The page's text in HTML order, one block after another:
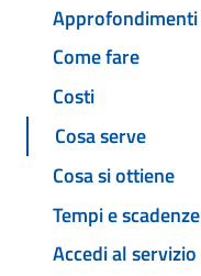
Approfondimenti
Come fare
Costi
Cosa serve
Cosa si ottiene
Tempi e scadenze
Accedi al servizio